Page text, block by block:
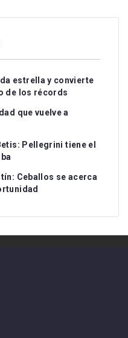
estrella y convierte
de los récords
que vuelve a
Pellegrini tiene el
Ceballos se acerca